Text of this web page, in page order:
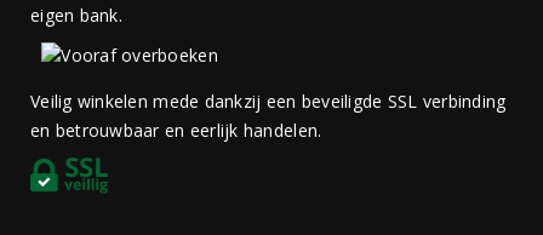
eigen bank.
Veilig winkelen mede dankzij een beveiligde SSL verbinding
en betrouwbaar en eerlijk handelen.